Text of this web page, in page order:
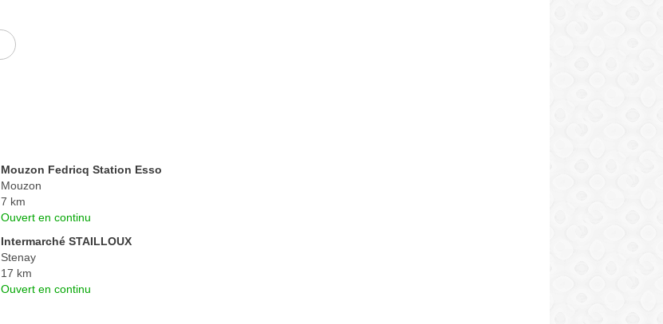
Mouzon Fedricq Station Esso
Mouzon
7 km
Ouvert en continu
Intermarché STAILLOUX
Stenay
17 km
Ouvert en continu